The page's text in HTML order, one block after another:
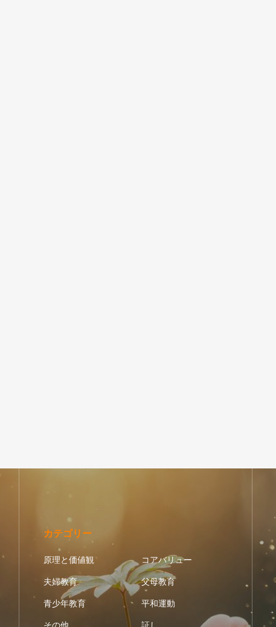
カテゴリー
原理と価値観 コアバリュー
夫婦教育 父母教育
青少年教育 平和運動